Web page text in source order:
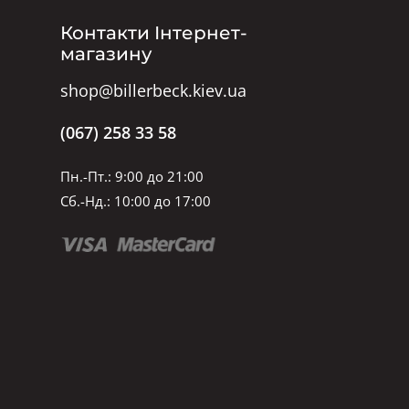
Контакти Інтернет-
магазину
shop@billerbeck.kiev.ua
(067) 258 33 58
Пн.-Пт.: 9:00 до 21:00
Сб.-Нд.: 10:00 до 17:00